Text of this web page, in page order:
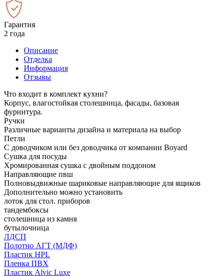
Гарантия
2 года
Описание
Отделка
Информация
Отзывы
Что входит в комплект кухни?
Корпус, влагостойкая столешница, фасады, базовая
фурнитура.
Ручки
Различные варианты дизайна и материала на выбор
Петли
С доводчиком или без доводчика от компании Boyard
Сушка для посуды
Хромированная сушка с двойным поддоном
Направляющие пвш
Полновыдвижные шариковые направляющие для ящиков
Дополнительно можно установить
лоток для стол. приборов
тандембоксы
столешница из камня
бутылочница
ЛДСП
Полотно АГТ (МДФ)
Пластик HPL
Пленка ПВХ
Пластик Alvic Luxe